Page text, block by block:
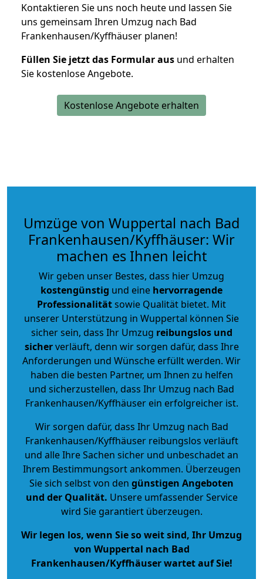
Kontaktieren Sie uns noch heute und lassen Sie
uns gemeinsam Ihren Umzug nach Bad
Frankenhausen/Kyffhäuser planen!
Füllen Sie jetzt das Formular aus und erhalten
Sie kostenlose Angebote.
Kostenlose Angebote erhalten
Umzüge von Wuppertal nach Bad
Frankenhausen/Kyffhäuser: Wir
machen es Ihnen leicht
Wir geben unser Bestes, dass hier Umzug
kostengünstig und eine hervorragende
Professionalitätsowie Qualität bietet. Mit
unserer Unterstützung in Wuppertal können Sie
sicher sein, dass Ihr Umzug reibungslos und
sicherverläuft, denn wir sorgen dafür, dass Ihre
Anforderungen und Wünsche erfüllt werden. Wir
haben die besten Partner, um Ihnen zu helfen
und sicherzustellen, dass Ihr Umzug nach Bad
Frankenhausen/Kyffhäuser ein erfolgreicher ist.
Wir sorgen dafür, dass Ihr Umzug nach Bad
Frankenhausen/Kyffhäuser reibungslos verläuft
und alle Ihre Sachen sicher und unbeschadet an
Ihrem Bestimmungsort ankommen. Überzeugen
Sie sich selbst von den günstigen Angeboten
und der Qualität. Unsere umfassender Service
wird Sie garantiert überzeugen.
Wir legen los, wenn Sie so weit sind, Ihr Umzug
von Wuppertal nach Bad
Frankenhausen/Kyffhäuser wartet auf Sie!